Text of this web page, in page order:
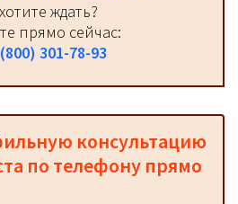
ждать?
прямо сейчас:
301-78-93
консультацию
по телефону прямо